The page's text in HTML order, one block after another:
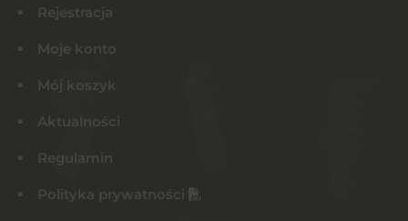
Rejestracja
Moje konto
Mój koszyk
Aktualności
Regulamin
Polityka prywatności